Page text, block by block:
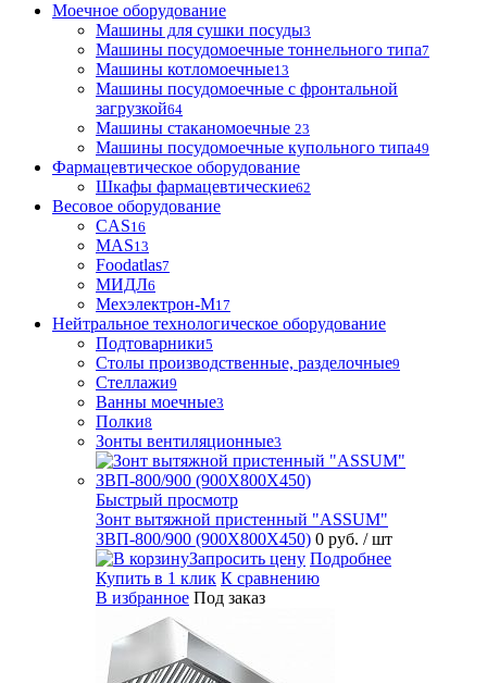
Моечное оборудование
Машины для сушки посуды3
Машины посудомоечные тоннельного типа7
Машины котломоечные13
Машины посудомоечные с фронтальной
загрузкой64
Машины стаканомоечные 23
Машины посудомоечные купольного типа49
Фармацевтическое оборудование
Шкафы фармацевтические62
Весовое оборудование
CAS16
MAS13
Foodatlas7
МИДЛ6
Мехэлектрон-М17
Нейтральное технологическое оборудование
Подтоварники5
Столы производственные, разделочные9
Стеллажи9
Ванны моечные3
Полки8
Зонты вентиляционные3
Быстрый просмотр
Зонт вытяжной пристенный "ASSUM"
ЗВП-800/900 (900Х800Х450) 0 руб. / шт
Запросить цену Подробнее
Купить в 1 клик К сравнению
В избранное Под заказ